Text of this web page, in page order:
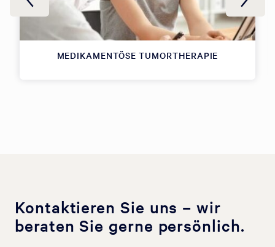
MEDIKAMENTÖSE TUMORTHERAPIE
Kontaktieren Sie uns – wir
beraten Sie gerne persönlich.